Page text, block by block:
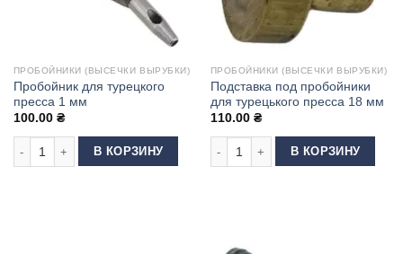
ПРОБОЙНИКИ (ВЫСЕЧКИ ВЫРУБКИ)
Пробойник для турецкого
пресса 1 мм
100.00 ₴
Количество товара Пробойник для турецкого пресса 1 мм
В КОРЗИНУ
ПРОБОЙНИКИ (ВЫСЕЧКИ ВЫРУБКИ)
Подставка под пробойники
для турецького пресса 18 мм
110.00 ₴
Количество товара Подставка
В КОРЗИНУ